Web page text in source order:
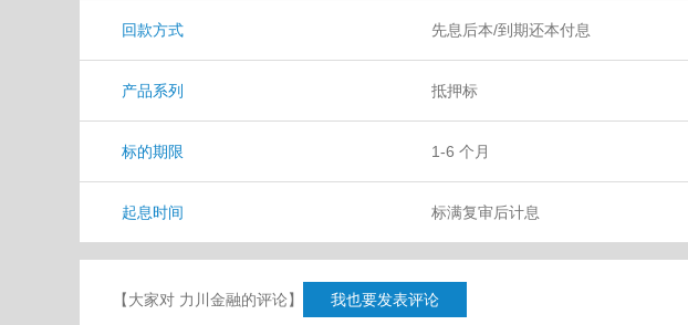
回款方式 先息后本/到期还本付息
产品系列 抵押标
标的期限 1-6 个月
起息时间 标满复审后计息
【大家对 力川金融的评论】 我也要发表评论